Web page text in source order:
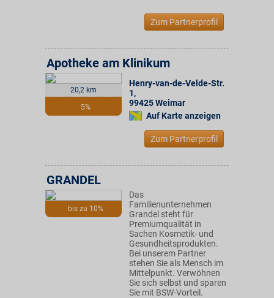
Zum Partnerprofil
20,2 km
5%
Apotheke am Klinikum
Henry-van-de-Velde-Str.
1,
99425Weimar
Auf Karte anzeigen
Zum Partnerprofil
bis zu 10%
GRANDEL
Das
Familienunternehmen
Grandel steht für
Premiumqualität in
Sachen Kosmetik- und
Gesundheitsprodukten.
Bei unserem Partner
stehen Sie als Mensch im
Mittelpunkt. Verwöhnen
Sie sich selbst und sparen
Sie mit BSW-Vorteil.